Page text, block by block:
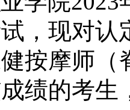
，现对
按摩师（
绩的考生